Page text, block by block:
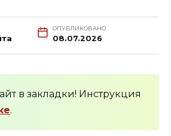
ОПУБЛИКОВАНО
08.07.2026
в закладки! Инструкция
.